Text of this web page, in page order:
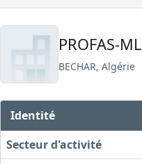
PROFAS-ML
BECHAR, Algérie
Identité
Secteur d'activité